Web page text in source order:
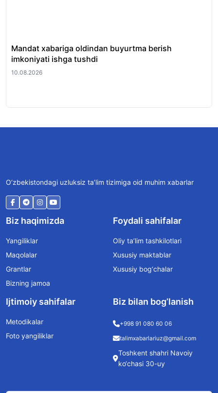
Mandat xabariga oldindan buyurtma berish
imkoniyati ishga tushdi
10.08.2026
O‘zbekistondagi uzluksiz ta’lim tizimiga oid muhim xabarlar
Biz haqimizda
Yangiliklar
Maqolalar
Grantlar
Bizning jamoa
Foydali sahifalar
Oliy ta’lim tashkilotlari
Xususiy maktablar
Xususiy bog‘chalar
Ijtimoiy sahifalar
Metodikalar
Foto yangiliklar
Biz bilan bog’lanish
+998 91 080 60 06
talimxabarlariuz@gmail.com
Toshkent shahri Navoiy
ko‘chasi 30-uy